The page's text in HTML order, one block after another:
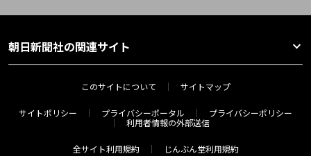
朝日新聞社の関連サイト
このサイトについて サイトマップ
サイトポリシー プライバシーポータル
プライバシーポリシー
利用者情報の外部送信
全サイト利用規約 じんぶん堂利用規約